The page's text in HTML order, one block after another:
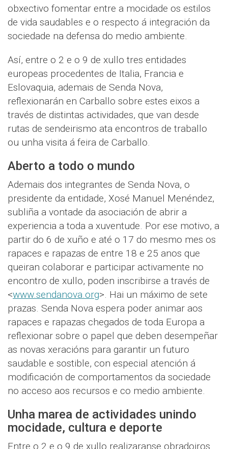
obxectivo fomentar entre a mocidade os estilos
de vida saudables e o respecto á integración da
sociedade na defensa do medio ambiente.
Así, entre o 2 e o 9 de xullo tres entidades
europeas procedentes de Italia, Francia e
Eslovaquia, ademais de Senda Nova,
reflexionarán en Carballo sobre estes eixos a
través de distintas actividades, que van desde
rutas de sendeirismo ata encontros de traballo
ou unha visita á feira de Carballo.
Aberto a todo o mundo
Ademais dos integrantes de Senda Nova, o
presidente da entidade, Xosé Manuel Menéndez,
subliña a vontade da asociación de abrir a
experiencia a toda a xuventude. Por ese motivo, a
partir do 6 de xuño e até o 17 do mesmo mes os
rapaces e rapazas de entre 18 e 25 anos que
queiran colaborar e participar activamente no
encontro de xullo, poden inscribirse a través de
<www.sendanova.org>. Hai un máximo de sete
prazas. Senda Nova espera poder animar aos
rapaces e rapazas chegados de toda Europa a
reflexionar sobre o papel que deben desempeñar
as novas xeracións para garantir un futuro
saudable e sostible, con especial atención á
modificación de comportamentos da sociedade
no acceso aos recursos e co medio ambiente.
Unha marea de actividades unindo
mocidade, cultura e deporte
Entre o 2 e o 9 de xullo realizaranse obradoiros